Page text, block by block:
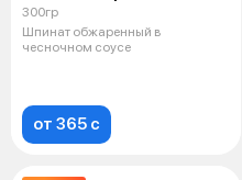
300гр
Шпинат обжаренный в
чесночном соусе
от 365 c